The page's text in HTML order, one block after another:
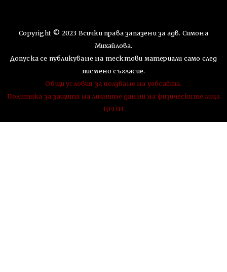
Copyright © 2023 Всички права запазени за адв. Симона
Михайлова.
Допуска се публикуване на тесктови материали само след
писмено съгласие.
Общи условия за ползване на уебсайта.
Политика за защита на личните данни на физическите лица
ЦЕНИ